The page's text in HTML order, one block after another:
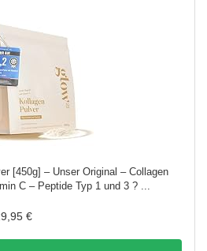
[450g] – Unser Original – Collagen
C – Peptide Typ 1 und 3 ? ...
€